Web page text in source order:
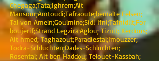
Chegaga;Tata;Ighrem;Ait
Mansour;Amtoudi;Tafraoute;bemalte Felsen;
Tal von Ameln;Goulmine;Sidi Ifni;Tafnidilt;For
boujerif;Strand Legzira;Aglou; Tiznit; Kerdous;
Ait hmed; Taghazout;Paradiestal;Imouzzer;
Todra-Schluchten;Dades-Schluchten;
Rosental; Ait ben Haddou; Telouet-Kassbah;